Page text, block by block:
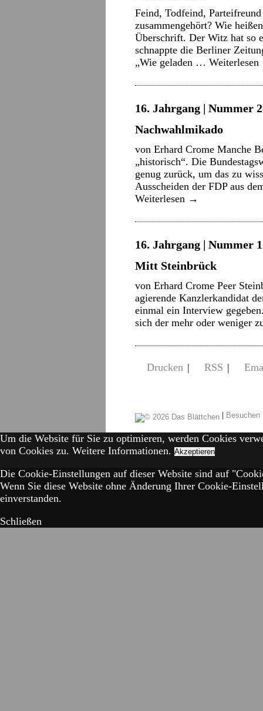
Feind, Todfeind,
zusammengehört? Wie
Überschrift. Der Witz hat so
schnappte die Berliner
„Wie geladen … Weiterlesen
16. Jahrgang | Nummer
Nachwahlmikado
von Erhard Crome Manche
„historisch“. Die
genug zurück, um das zu
Ausscheiden der FDP aus
Weiterlesen →
16. Jahrgang | Nummer
Mitt Steinbrück
von Erhard Crome Peer
agierende Kanzlerkandidat
einmal ein Interview
sich der mehr oder weniger
Drucken | RSS |
|
Um die Website für Sie zu optimieren, werden Cookies
von Cookies zu. Weitere Informationen. Akzeptieren
Die Cookie-Einstellungen auf dieser Website sind auf
Wenn Sie diese Website ohne Änderung Ihrer Cookie-
einverstanden.
Schließen